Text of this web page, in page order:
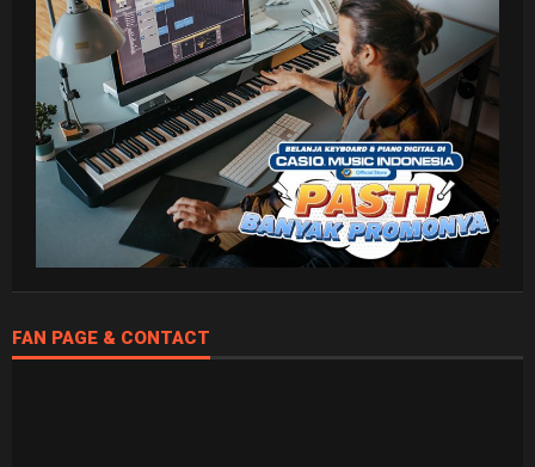
FAN PAGE & CONTACT